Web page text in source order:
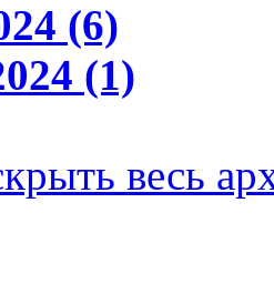
(6)
(1)
весь